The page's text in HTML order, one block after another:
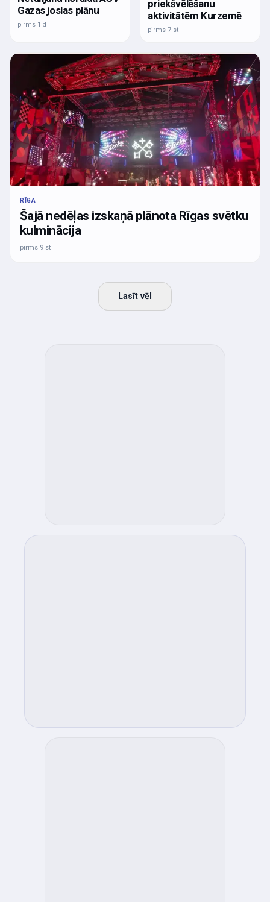
Gazas joslas plānu
pirms 1 d
priekšvēlēšanu
aktivitātēm Kurzemē
pirms 7 st
RĪGA
Šajā nedēļas izskaņā plānota Rīgas svētku
kulminācija
pirms 9 st
Lasīt vēl